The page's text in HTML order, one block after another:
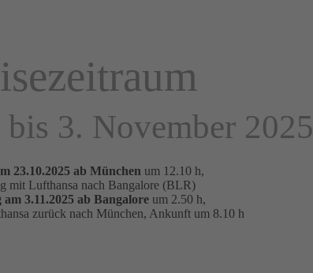
3. November 2025
23.10.2025 ab München um 12.10 h,
mit Lufthansa nach Bangalore (BLR)
3.11.2025 ab Bangalore um 2.50 h,
zurück nach München, Ankunft um 8.10 h